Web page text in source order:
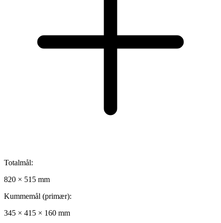
Totalmål:
820 × 515 mm
Kummemål (primær):
345 × 415 × 160 mm